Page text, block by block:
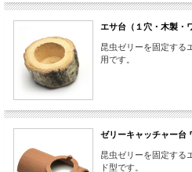
エサ台（１穴・木製・
昆虫ゼリーを固定する
用です。
ゼリーキャッチャー台
昆虫ゼリーを固定する
ド型です。